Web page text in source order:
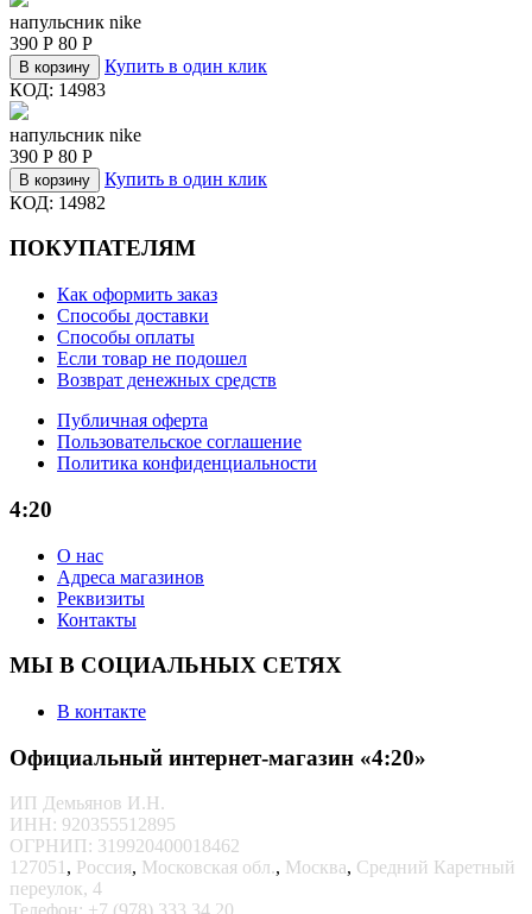
напульсник nike
390 Р 80 Р
В корзину
Купить в один клик
КОД: 14983
напульсник nike
390 Р 80 Р
В корзину
Купить в один клик
КОД: 14982
ПОКУПАТЕЛЯМ
Как оформить заказ
Способы доставки
Способы оплаты
Если товар не подошел
Возврат денежных средств
Публичная оферта
Пользовательское соглашение
Политика конфиденциальности
4:20
О нас
Адреса магазинов
Реквизиты
Контакты
МЫ В СОЦИАЛЬНЫХ СЕТЯХ
В контакте
Официальный интернет-магазин «4:20»
ИП Демьянов И.Н.
ИНН: 920355512895
ОГРНИП: 319920400018462
127051 , Россия, Московская обл., Москва, Средний Каретный
переулок, 4